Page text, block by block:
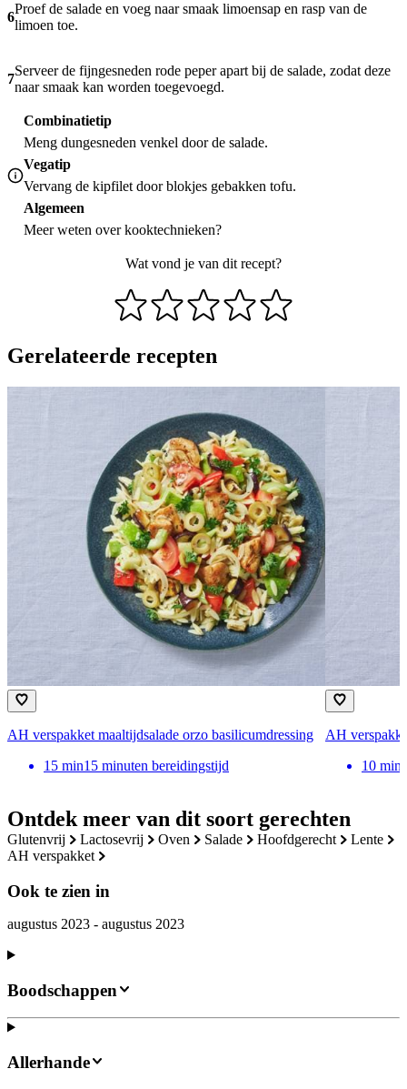
Ontdek meer van dit soort gerechten
glutenvrij lactosevrij oven salade hoofdgerecht
lente
AH verspakket
Ook te zien in
augustus 2023 - augustus 2023
6
Proef de salade en voeg naar smaak limoensap en rasp van de
limoen toe.
7
Serveer de fijngesneden rode peper apart bij de salade, zodat deze
naar smaak kan worden toegevoegd.
Combinatietip
Meng dungesneden venkel door de salade.
Vegatip
Vervang de kipfilet door blokjes gebakken tofu.
Algemeen
Meer weten overkooktechnieken?
Wat vond je van dit recept?
Gerelateerde recepten
AH verspakket maaltijdsalade orzo basilicumdressing
15 min15 minuten bereidingstijd
AH
10 min
Boodschappen
Allerhande